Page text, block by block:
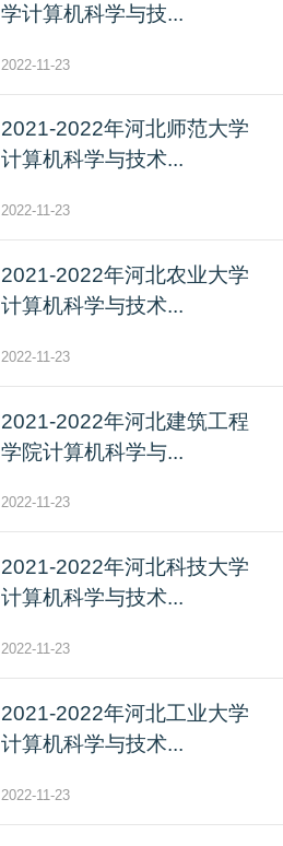
学计算机科学与技...
2022-11-23
2021-2022年河北师范大学
计算机科学与技术...
2022-11-23
2021-2022年河北农业大学
计算机科学与技术...
2022-11-23
2021-2022年河北建筑工程
学院计算机科学与...
2022-11-23
2021-2022年河北科技大学
计算机科学与技术...
2022-11-23
2021-2022年河北工业大学
计算机科学与技术...
2022-11-23